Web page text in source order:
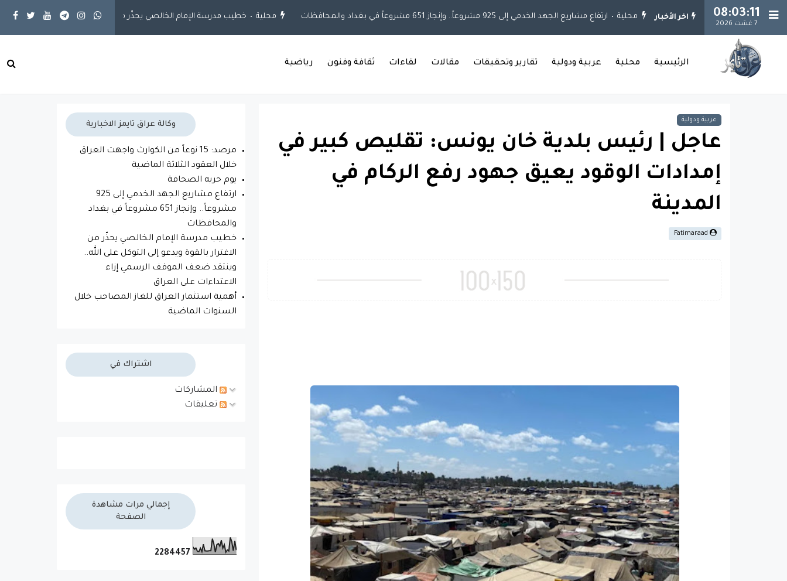
08:03:12
7 غشت 2026
اخر الأخبار محلية ارتفاع مشاريع الجهد الخدمي إلى 925 مشروعاً.. وإنجاز 651 مشروعاً في بغداد والمحافظات محلية خطيب مدرسة الإمام الخالصي يحذّر من الاغترار بالقوة ويدعو إلى التوكل
الرئيسية محلية عربية ودولية تقارير وتحقيقات مقالات لقاءات ثقافة وفنون رياضية
عربية ودولية
عاجل | رئيس بلدية خان يونس: تقليص كبير في
إمدادات الوقود يعيق جهود رفع الركام في
المدينة
Fatimaraad
وكالة عراق تايمز الاخبارية
مرصد: 15 نوعاً من الكوارث واجهت العراق
خلال العقود الثلاثة الماضية
يوم حريه الصحافة
ارتفاع مشاريع الجهد الخدمي إلى 925
مشروعاً.. وإنجاز 651 مشروعاً في بغداد
والمحافظات
خطيب مدرسة الإمام الخالصي يحذّر من
الاغترار بالقوة ويدعو إلى التوكل على الله..
وينتقد ضعف الموقف الرسمي إزاء
الاعتداءات على العراق
أهمية استثمار العراق للغاز المصاحب خلال
السنوات الماضية
اشتراك في
المشاركات
تعليقات
إجمالي مرات مشاهدة
الصفحة
2284457